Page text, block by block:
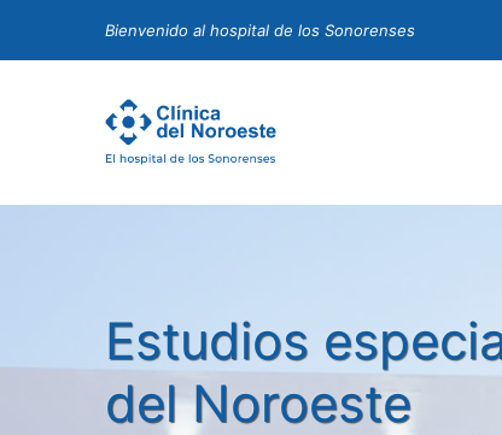
Bienvenido al hospital de los Sonorenses
Estudios
del Noroeste